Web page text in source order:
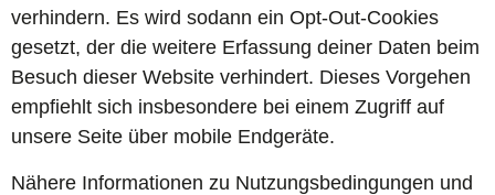
verhindern. Es wird sodann ein Opt-Out-Cookies
gesetzt, der die weitere Erfassung deiner Daten beim
Besuch dieser Website verhindert. Dieses Vorgehen
empfiehlt sich insbesondere bei einem Zugriff auf
unsere Seite über mobile Endgeräte.
Nähere Informationen zu Nutzungsbedingungen und